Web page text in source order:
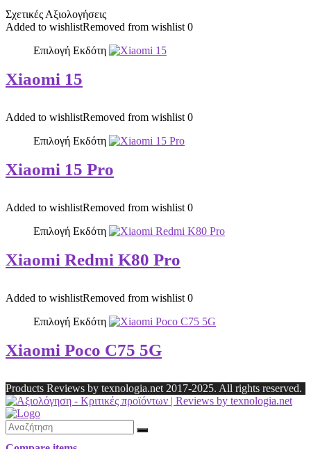
Σχετικές Αξιολογήσεις
Added to wishlistRemoved from wishlist 0
Επιλογή Εκδότη
Xiaomi 15
Added to wishlistRemoved from wishlist 0
Επιλογή Εκδότη
Xiaomi 15 Pro
Added to wishlistRemoved from wishlist 0
Επιλογή Εκδότη
Xiaomi Redmi K80 Pro
Added to wishlistRemoved from wishlist 0
Επιλογή Εκδότη
Xiaomi Poco C75 5G
Products Reviews by texnologia.net 2017-2025. All rights reserved.